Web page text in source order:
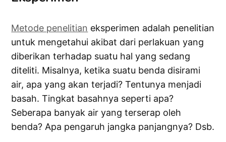
Metode penelitian eksperimen adalah penelitian
untuk mengetahui akibat dari perlakuan yang
diberikan terhadap suatu hal yang sedang
diteliti. Misalnya, ketika suatu benda disirami
air, apa yang akan terjadi? Tentunya menjadi
basah. Tingkat basahnya seperti apa?
Seberapa banyak air yang terserap oleh
benda? Apa pengaruh jangka panjangnya? Dsb.